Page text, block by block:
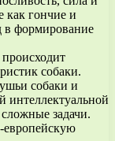
как гончие и
в формирование
собаки.
собаки и
интеллектуальной
задачи.
европейскую